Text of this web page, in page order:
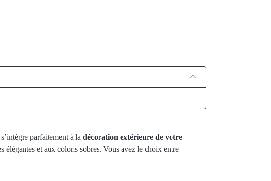
parfaitement à la décoration extérieure de votre
élégantes et aux coloris sobres. Vous avez le choix entre